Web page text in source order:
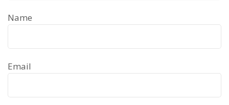
Name
Email